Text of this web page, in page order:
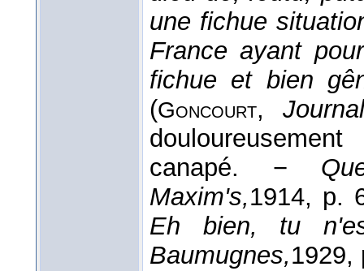
une fichue
France ayant
fichue et bien
(Goncourt,
canapé. −
Maxim's,1914, p.
Eh bien, tu
Baumugnes,1929,